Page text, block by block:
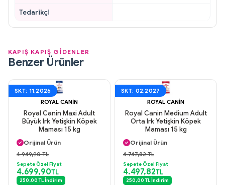
Tedarikçi
KAPIŞ KAPIŞ GİDENLER
Benzer Ürünler
SKT: 11.2026
ROYAL CANIN
Royal Canin Maxi Adult
Büyük Irk Yetişkin Köpek
Maması 15 kg
Aynı Gün Kargo
Orijinal Ürün
Güvenli Ödeme
Aynı Gün Kargo
4.949,90 TL
Sepete Özel Fiyat
4.699,90TL
250,00 TL İndirim
SKT: 02.2027
ROYAL CANIN
Royal Canin Medium Adult
Orta Irk Yetişkin Köpek
Maması 15 kg
Aynı Gün Kargo
Orijinal Ürün
Güvenli Ödeme
Aynı Gün Kargo
4.747,82 TL
Sepete Özel Fiyat
4.497,82TL
250,00 TL İndirim